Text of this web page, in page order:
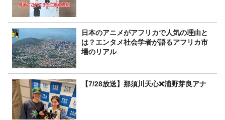
日本のアニメがアフリカで人気の理由と
は？エンタメ社会学者が語るアフリカ市
場のリアル
【7/28放送】那須川天心❌浦野芽良アナ